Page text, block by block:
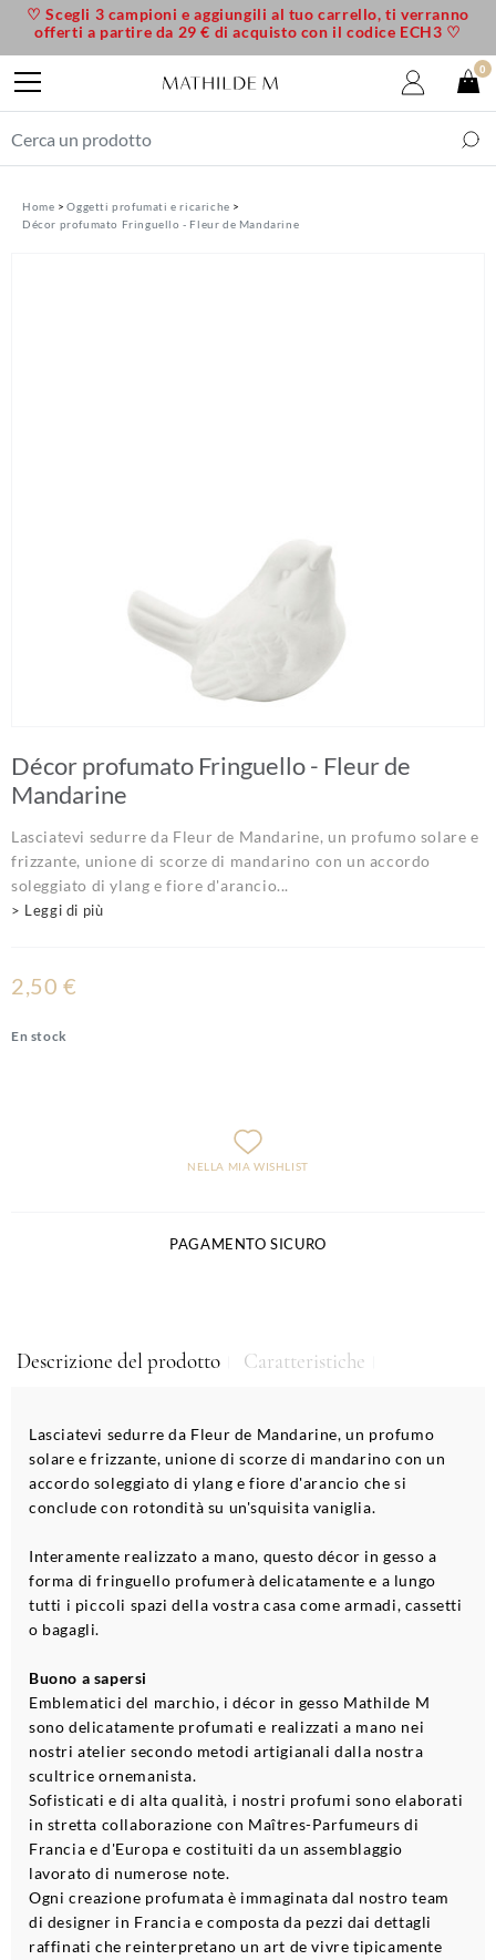
Home
Oggetti profumati e ricariche
Décor profumato Fringuello - Fleur de Mandarine
Décor profumato Fringuello - Fleur de
Mandarine
Lasciatevi sedurre da Fleur de Mandarine, un profumo solare e
frizzante, unione di scorze di mandarino con un accordo
soleggiato di ylang e fiore d'arancio...
> Leggi di più
2,50 €
En stock
NELLA MIA WISHLIST
PAGAMENTO SICURO
Descrizione del prodotto Caratteristiche
Lasciatevi sedurre da Fleur de Mandarine, un profumo
solare e frizzante, unione di scorze di mandarino con un
accordo soleggiato di ylang e fiore d'arancio che si
conclude con rotondità su un'squisita vaniglia.
Interamente realizzato a mano, questo décor in gesso a
forma di fringuello profumerà delicatamente e a lungo
tutti i piccoli spazi della vostra casa come armadi, cassetti
o bagagli.
Buono a sapersi
Emblematici del marchio, i décor in gesso Mathilde M
sono delicatamente profumati e realizzati a mano nei
nostri atelier secondo metodi artigianali dalla nostra
scultrice ornemanista.
Sofisticati e di alta qualità, i nostri profumi sono elaborati
in stretta collaborazione con Maîtres-Parfumeurs di
Francia e d'Europa e costituiti da un assemblaggio
lavorato di numerose note.
Ogni creazione profumata è immaginata dal nostro team
di designer in Francia e composta da pezzi dai dettagli
raffinati che reinterpretano un art de vivre tipicamente
♡ Scegli 3 campioni e aggiungili al tuo carrello, ti verranno
offerti a partire da 29 € di acquisto con il codice ECH3 ♡
0